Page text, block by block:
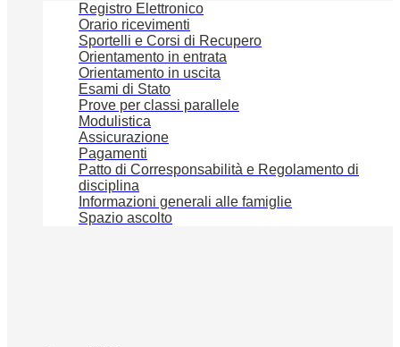
Registro Elettronico
Orario ricevimenti
Sportelli e Corsi di Recupero
Orientamento in entrata
Orientamento in uscita
Esami di Stato
Prove per classi parallele
Modulistica
Assicurazione
Pagamenti
Patto di Corresponsabilità e Regolamento di
disciplina
Informazioni generali alle famiglie
Spazio ascolto